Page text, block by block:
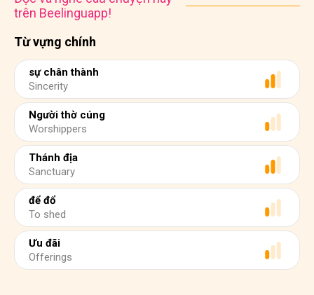
Từ vựng chính
sự chân thành
Sincerity
Người thờ cúng
Worshippers
Thánh địa
Sanctuary
để đổ
To shed
Ưu đãi
Offerings
trên Beelinguapp!